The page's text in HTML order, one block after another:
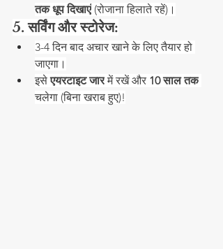
तक धूप दिखाएं (रोजाना हिलाते रहें)।
5. सर्विंग और स्टोरेज:
3-4 दिन बाद अचार खाने के लिए तैयार हो
जाएगा।
इसे एयरटाइट जार में रखें और 10 साल तक
चलेगा (बिना खराब हुए)!